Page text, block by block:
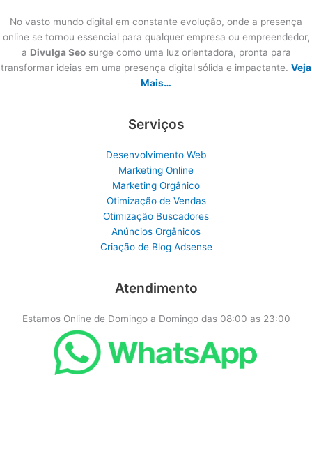
No vasto mundo digital em constante evolução, onde a presença
online se tornou essencial para qualquer empresa ou empreendedor,
a Divulga Seosurge como uma luz orientadora, pronta para
transformar ideias em uma presença digital sólida e impactante. Veja
Mais…
Serviços
Desenvolvimento Web
Marketing Online
Marketing Orgânico
Otimização de Vendas
Otimização Buscadores
Anúncios Orgânicos
Criação de Blog Adsense
Atendimento
Estamos Online de Domingo a Domingo das 08:00 as 23:00